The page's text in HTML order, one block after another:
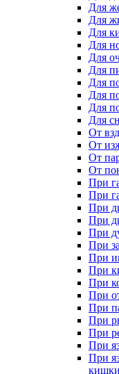
Для
Для
Для
Для
Для
Для
Для
Для
Для
Для
От
От
От
От
При
При
При
При
При
При
При
При
При
При
При
При
При
При
При
кишки